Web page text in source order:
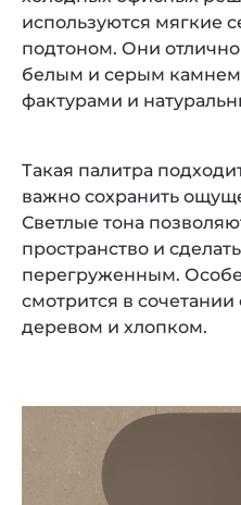
используются мягкие
подтоном. Они
белым и серым
фактурами и
Такая палитра
важно сохранить
Светлые тона
пространство и
перегруженным.
смотрится в
деревом и хлопком.